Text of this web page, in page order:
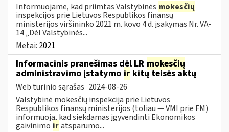
Informuojame, kad priimtas Valstybinės mokesčių
inspekcijos prie Lietuvos Respublikos finansų
ministerijos viršininko 2021 m. kovo 4 d. įsakymas Nr. VA-
14 „Dėl Valstybinės...
Metai: 2021
Informacinis pranešimas dėl LR mokesčių
administravimo įstatymo ir kitų teisės aktų
Web turinio sąrašas 2024-08-26
Valstybinė mokesčių inspekcija prie Lietuvos
Respublikos finansų ministerijos (toliau — VMI prie FM)
informuoja, kad siekdamas įgyvendinti Ekonomikos
gaivinimo iratsparumo...